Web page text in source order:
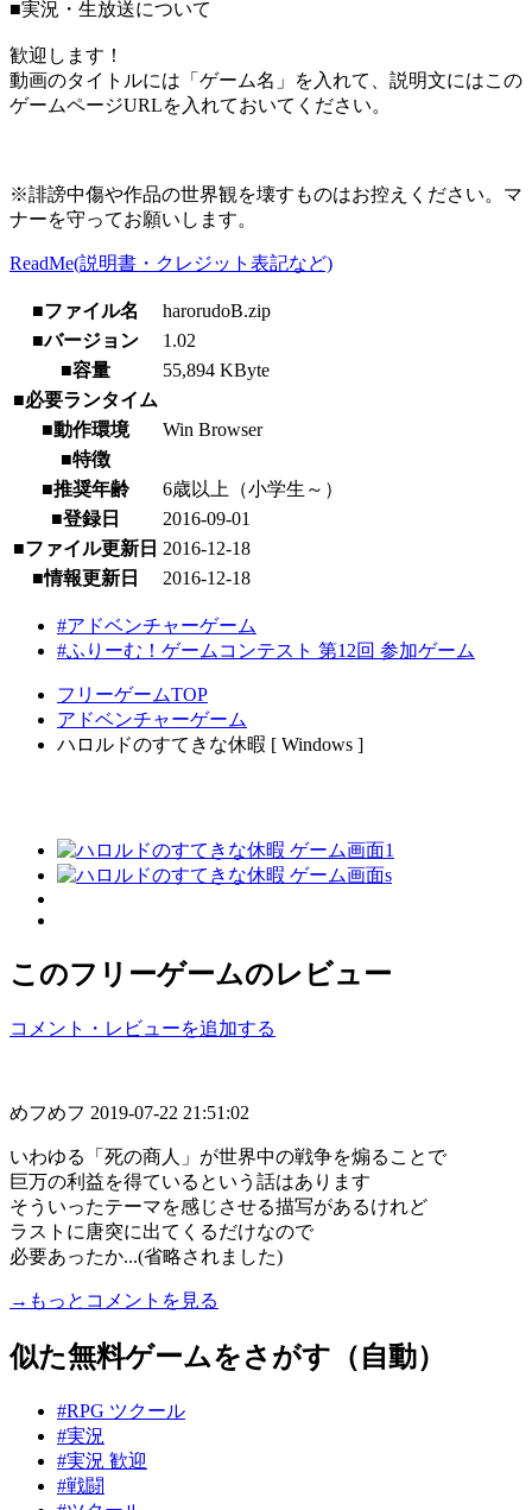
■実況・生放送について
歓迎します！
動画のタイトルには「ゲーム名」を入れて、説明文にはこの
ゲームページURLを入れておいてください。
※誹謗中傷や作品の世界観を壊すものはお控えください。マ
ナーを守ってお願いします。
ReadMe(説明書・クレジット表記など)
■ファイル名
harorudoB.zip
■バージョン
1.02
■容量
55,894 KByte
■必要ランタイム
■動作環境
Win Browser
■特徴
■推奨年齢
6歳以上（小学生～）
■登録日
2016-09-01
■ファイル更新日 2016-12-18
■情報更新日
2016-12-18
#アドベンチャーゲーム
#ふりーむ！ゲームコンテスト 第12回 参加ゲーム
フリーゲームTOP
アドベンチャーゲーム
ハロルドのすてきな休暇 [ Windows ]
このフリーゲームのレビュー
コメント・レビューを追加する
めフめフ 2019-07-22 21:51:02
いわゆる「死の商人」が世界中の戦争を煽ることで
巨万の利益を得ているという話はあります
そういったテーマを感じさせる描写があるけれど
ラストに唐突に出てくるだけなので
必要あったか...(省略されました)
→もっとコメントを見る
似た無料ゲームをさがす（自動）
#RPG ツクール
#実況
#実況 歓迎
#戦闘